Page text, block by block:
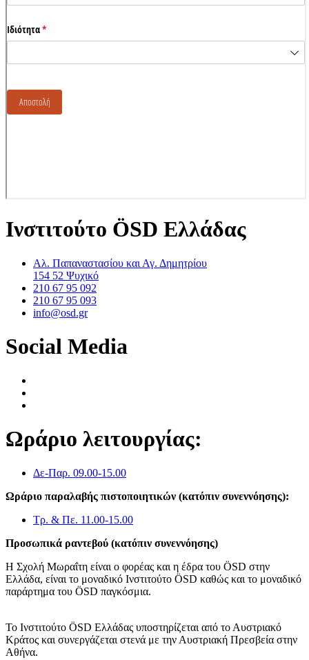
Ινστιτούτο ÖSD Ελλάδας
Αλ. Παπαναστασίου και Αγ. Δημητρίου
154 52 Ψυχικό
210 67 95 092
210 67 95 093
info@osd.gr
Social Media
Ωράριο λειτουργίας:
Δε-Παρ. 09.00-15.00
Ωράριο παραλαβής πιστοποιητικών (κατόπιν συνεννόησης):
Τρ. & Πε. 11.00-15.00
Προσωπικά ραντεβού (κατόπιν συνεννόησης)
Η Σχολή Μωραΐτη είναι ο φορέας και η έδρα του ÖSD στην
Ελλάδα, είναι το μοναδικό Ινστιτούτο ÖSD καθώς και το μοναδικό
παράρτημα του ÖSD παγκόσμια.
Το Ινστιτούτο ÖSD Ελλάδας υποστηρίζεται από το Αυστριακό
Κράτος και συνεργάζεται στενά με την Αυστριακή Πρεσβεία στην
Αθήνα.